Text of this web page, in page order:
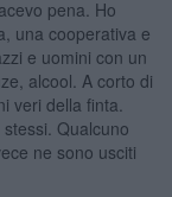
pena. Ho
una cooperativa e
e uomini con un
alcool. A corto di
veri della finta.
Qualcuno
ne sono usciti